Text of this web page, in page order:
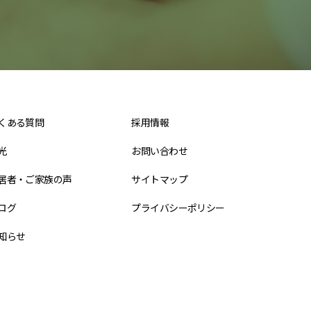
ある質問
者・ご家族の声
グ
らせ
採用情報
お問い合わせ
サイトマップ
プライバシーポリシー